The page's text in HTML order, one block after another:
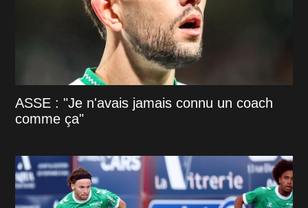
ASSE : "Je n'avais jamais connu un coach
comme ça"